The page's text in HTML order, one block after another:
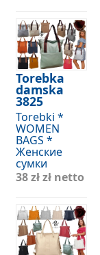
Torebka
damska
3825
Torebki *
WOMEN
BAGS *
Женские
сумки
38 złzł netto